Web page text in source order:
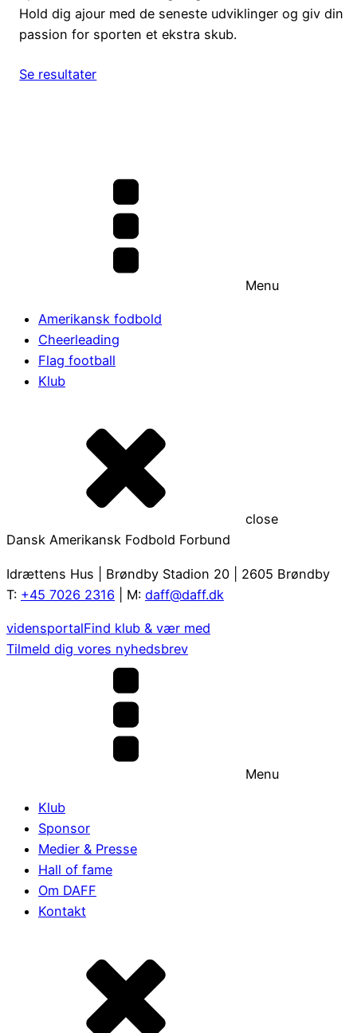
Hold dig ajour med de seneste udviklinger og giv din
passion for sporten et ekstra skub.
Se resultater
Menu
Amerikansk fodbold
Cheerleading
Flag football
Klub
close
Dansk Amerikansk Fodbold Forbund
Idrættens Hus | Brøndby Stadion 20 | 2605 Brøndby
T: +45 7026 2316 | M: daff@daff.dk
vidensportalFind klub & vær med
Tilmeld dig vores nyhedsbrev
Menu
Klub
Sponsor
Medier & Presse
Hall of fame
Om DAFF
Kontakt